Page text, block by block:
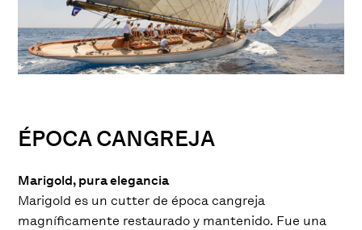
ÉPOCA CANGREJA
Marigold, pura elegancia
Marigold es un cutter de época cangreja
magníficamente restaurado y mantenido. Fue una